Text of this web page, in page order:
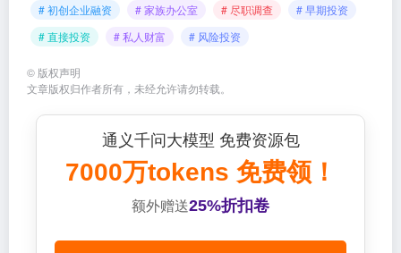
# 初创企业融资
# 家族办公室 # 尽职调查
# 早期投资
# 直接投资
# 私人财富 # 风险投资
© 版权声明
文章版权归作者所有，未经允许请勿转载。
通义千问大模型 免费资源包
7000万tokens 免费领！
额外赠送25%折扣卷